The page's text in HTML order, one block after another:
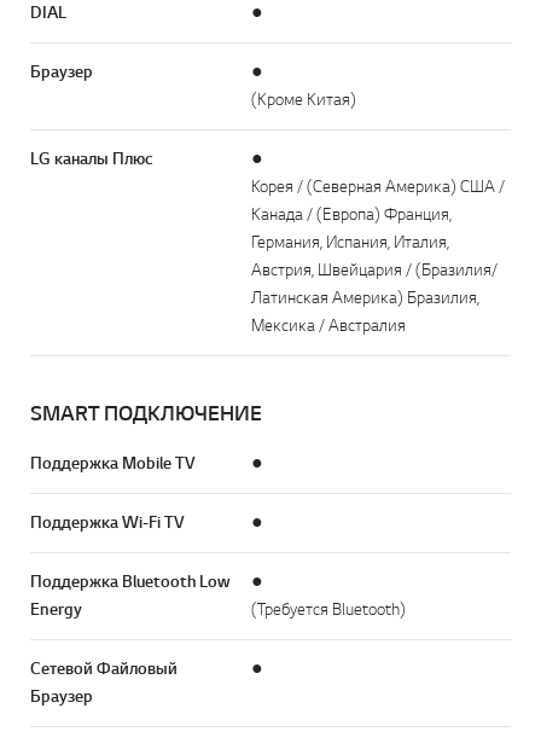
DIAL ●
Браузер
●
(Кроме Китая)
LG каналы Плюс
●
Корея / (Северная Америка) США /
Канада / (Европа) Франция,
Германия, Испания, Италия,
Австрия, Швейцария / (Бразилия/
Латинская Америка) Бразилия,
Мексика / Австралия
SMART ПОДКЛЮЧЕНИЕ
Поддержка Mobile TV ●
Поддержка Wi-Fi TV ●
Поддержка Bluetooth Low
Energy
●
(Требуется Bluetooth)
Сетевой Файловый
Браузер
●